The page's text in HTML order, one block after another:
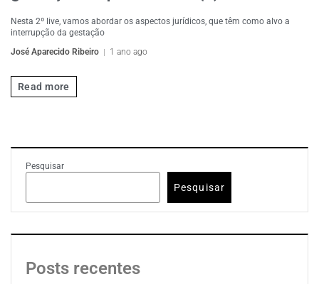
Nesta 2º live, vamos abordar os aspectos jurídicos, que têm como alvo a
interrupção da gestação
José Aparecido Ribeiro
1 ano ago
Read more
Pesquisar
Pesquisar
Posts recentes